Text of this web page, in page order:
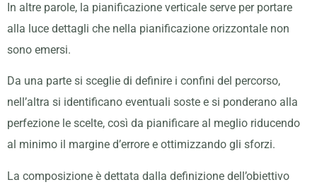
In altre parole, la pianificazione verticale serve per portare
alla luce dettagli che nella pianificazione orizzontale non
sono emersi.
Da una parte si sceglie di definire i confini del percorso,
nell’altra si identificano eventuali soste e si ponderano alla
perfezione le scelte, così da pianificare al meglio riducendo
al minimo il margine d’errore e ottimizzando gli sforzi.
La composizione è dettata dalla definizione dell’obiettivo